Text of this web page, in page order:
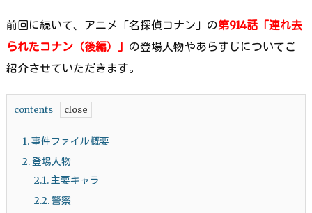
前回に続いて、アニメ「名探偵コナン」の第914話「連れ去
られたコナン（後編）」 の登場人物やあらすじについてご
紹介させていただきます。
contents
1.事件ファイル概要
2.登場人物
2.1.主要キャラ
2.2.警察